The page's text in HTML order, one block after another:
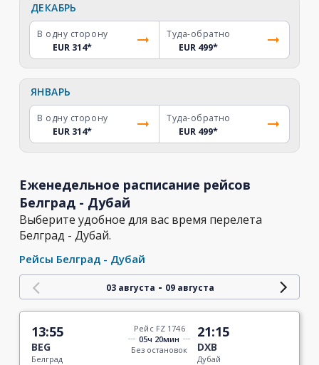
ДЕКАБРЬ
В одну сторону
EUR 314*
Туда-обратно
EUR 499*
ЯНВАРЬ
В одну сторону
EUR 314*
Туда-обратно
EUR 499*
Еженедельное расписание рейсов
Белград - Дубай
Выберите удобное для вас время перелета
Белград - Дубай.
Рейсы Белград - Дубай
03 августа - 09 августа
13:55
BEG
Белград
Рейс FZ 1746
05ч 20мин
Без остановок
21:15
DXB
Дубай